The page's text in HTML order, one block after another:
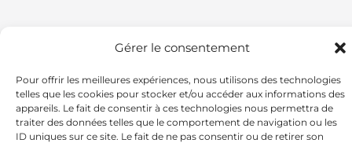
Gérer le consentement
Pour offrir les meilleures expériences, nous utilisons des technologies
telles que les cookies pour stocker et/ou accéder aux informations des
appareils. Le fait de consentir à ces technologies nous permettra de
traiter des données telles que le comportement de navigation ou les
ID uniques sur ce site. Le fait de ne pas consentir ou de retirer son